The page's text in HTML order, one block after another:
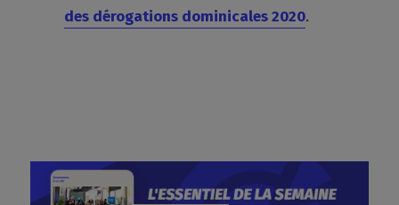
des dérogations dominicales 2020.